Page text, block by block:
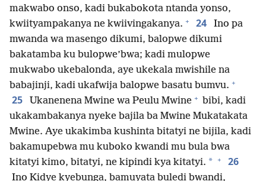
makwabo onso, kadi bukabokota ntanda yonso,
kwiityampakanya ne kwiivingakanya. + 24
Ino pa
mwanda wa masengo dikumi, balopwe dikumi
bakatamba ku bulopwe’bwa; kadi mulopwe
mukwabo ukebalonda, aye ukekala mwishile na
babajinji, kadi ukafwija balopwe basatu bumvu. +
25 Ukanenena Mwine wa Peulu Mwine + bibi, kadi
ukakambakanya nyeke bajila ba Mwine Mukatakata
Mwine. Aye ukakimba kushinta bitatyi ne bijila, kadi
bakamupebwa mu kuboko kwandi mu bula bwa
kitatyi kimo, bitatyi, ne kipindi kya kitatyi. * + 26
Ino Kidye kyebunga, bamuyata buledi bwandi,